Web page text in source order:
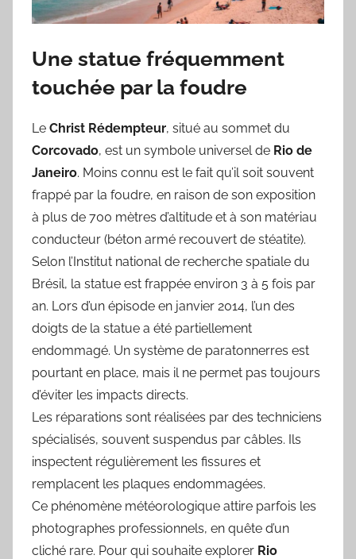
Une statue fréquemment
touchée par la foudre
Le Christ Rédempteur, situé au sommet du
Corcovado, est un symbole universel de Rio de
Janeiro. Moins connu est le fait qu’il soit souvent
frappé par la foudre, en raison de son exposition
à plus de 700 mètres d’altitude et à son matériau
conducteur (béton armé recouvert de stéatite).
Selon l’Institut national de recherche spatiale du
Brésil, la statue est frappée environ 3 à 5 fois par
an. Lors d’un épisode en janvier 2014, l’un des
doigts de la statue a été partiellement
endommagé. Un système de paratonnerres est
pourtant en place, mais il ne permet pas toujours
d’éviter les impacts directs.
Les réparations sont réalisées par des techniciens
spécialisés, souvent suspendus par câbles. Ils
inspectent régulièrement les fissures et
remplacent les plaques endommagées.
Ce phénomène météorologique attire parfois les
photographes professionnels, en quête d’un
cliché rare. Pour qui souhaite explorer Rio